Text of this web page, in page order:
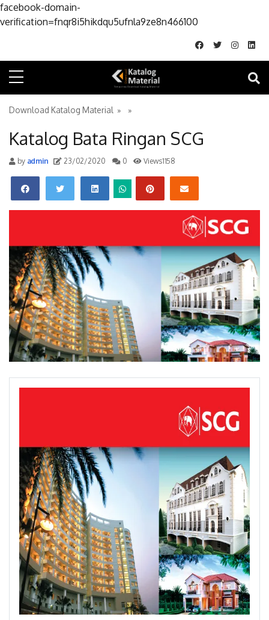
facebook-domain-
verification=fnqr8i5hikdqu5ufnla9ze8n466100
Download Katalog Material » »
Katalog Bata Ringan SCG
byadmin 23/02/2020 0 Views1158